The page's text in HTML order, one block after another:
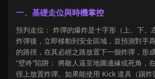
一、基礎走位與時機掌控
預判走位： 炸彈的爆炸是十字形（上、下、
炸彈後，立即移動到安全區域，並預測對手
的路徑，在其必經之路放置下一個炸彈，形成
“壁咚”陷阱： 將敵人逼至地圖邊緣或死角，
徑上放置炸彈。如果能使用 Kick 道具（踢炸